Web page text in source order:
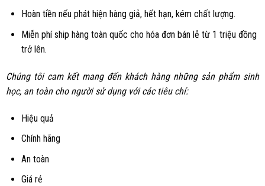
Hoàn tiền nếu phát hiện hàng giả, hết hạn, kém chất lượng.
Miễn phí ship hàng toàn quốc cho hóa đơn bán lẻ từ 1 triệu đồng
trở lên.
Chúng tôi cam kết mang đến khách hàng những sản phẩm sinh
học, an toàn cho người sử dụng với các tiêu chí:
Hiệu quả
Chính hãng
An toàn
Giá rẻ